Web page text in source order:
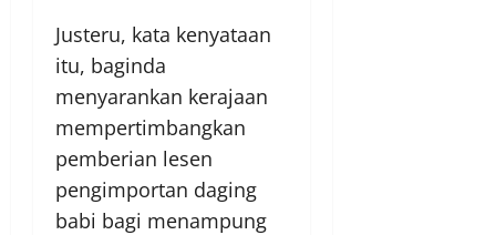
Justeru, kata kenyataan
itu, baginda
menyarankan kerajaan
mempertimbangkan
pemberian lesen
pengimportan daging
babi bagi menampung